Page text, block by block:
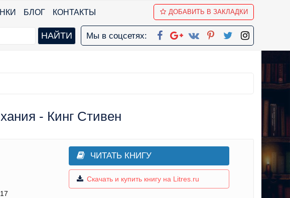
БЛОГ КОНТАКТЫ ДОБАВИТЬ В ЗАКЛАДКИ
Мы в соцсетях:
- Кинг Стивен
ЧИТАТЬ КНИГУ
Скачать и купить книгу на Litres.ru